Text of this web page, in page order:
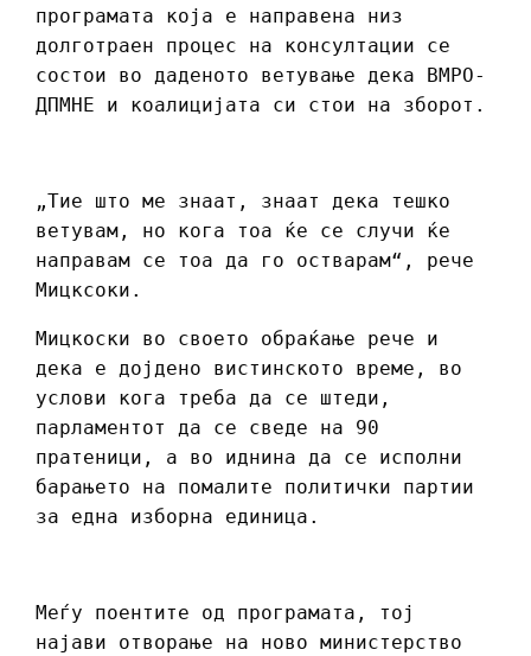
програмата која е направена низ
долготраен процес на консултации се
состои во даденото ветување дека ВМРО-
ДПМНЕ и коалицијата си стои на зборот.
„Тие што ме знаат, знаат дека тешко
ветувам, но кога тоа ќе се случи ќе
направам се тоа да го остварам“, рече
Мицксоки.
Мицкоски во своето обраќање рече и
дека е дојдено вистинското време, во
услови кога треба да се штеди,
парламентот да се сведе на 90
пратеници, а во иднина да се исполни
барањето на помалите политички партии
за една изборна единица.
Меѓу поентите од програмата, тој
најави отворање на ново министерство